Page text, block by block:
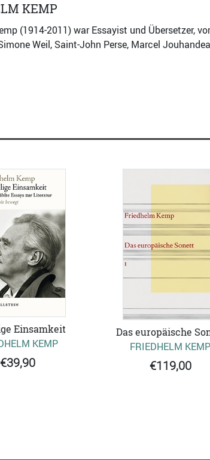
KEMP
(1914-2011) war Essayist und Übersetzer,
Weil, Saint-John Perse, Marcel
Einsamkeit
KEMP
€39,90
Das europäische
FRIEDHELM KEMP
€119,00